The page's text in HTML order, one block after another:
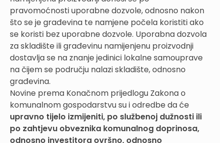
pravomoćnosti uporabne dozvole, odnosno nakon
što se je građevina te namjene počela koristiti ako
se koristi bez uporabne dozvole. Uporabna dozvola
za skladište ili građevinu namijenjenu proizvodnji
dostavlja se na znanje jedinici lokalne samouprave
na čijem se području nalazi skladište, odnosno
građevina.
Novine prema Konačnom prijedlogu Zakona o
komunalnom gospodarstvu su i odredbe da će
upravno tijelo izmijeniti, po službenoj dužnosti ili
po zahtjevu obveznika komunalnog doprinosa,
odnosno investitora ovršno, odnosno